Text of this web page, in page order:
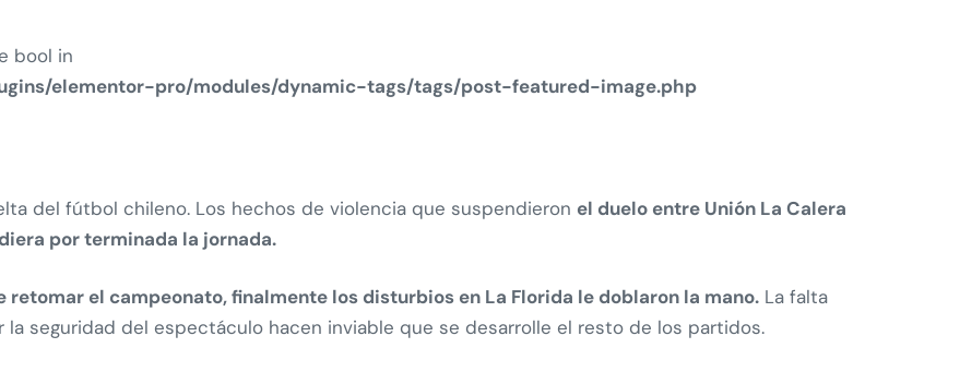
bool in
elementor-pro/modules/dynamic-tags/tags/post-featured-image.php
del fútbol chileno. Los hechos de violencia que suspendieron el duelo entre Unión La Calera
por terminada la jornada.
retomar el campeonato, finalmente los disturbios en La Florida le doblaron la mano. La falta
seguridad del espectáculo hacen inviable que se desarrolle el resto de los partidos.